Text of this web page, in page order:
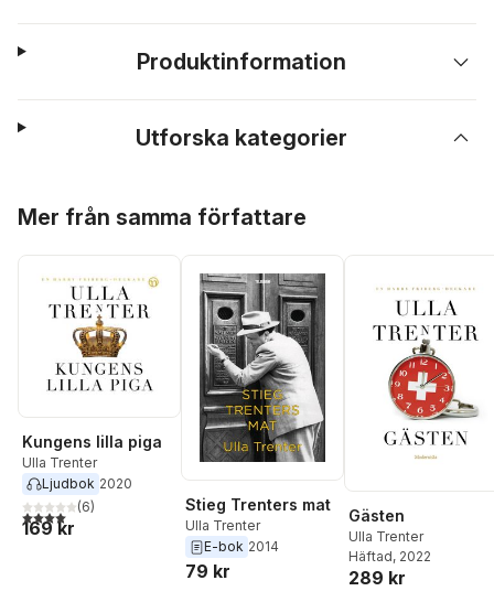
Produktinformation
Utforska kategorier
Mer från samma författare
Kungens lilla piga
Ulla Trenter
Ljudbok 2020
4,0utav 5 stjärnor. Totalt antal röster:
(6)
169 kr
Stieg Trenters mat
Ulla Trenter
E-bok 2014
79 kr
Gästen
Ulla Trenter
Häftad, 2022
289 kr